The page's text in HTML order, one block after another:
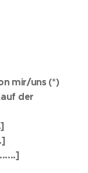
mir/uns (*)
der